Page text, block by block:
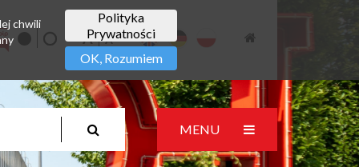
MENU
Polityka
Prywatności
OK, Rozumiem
chwili